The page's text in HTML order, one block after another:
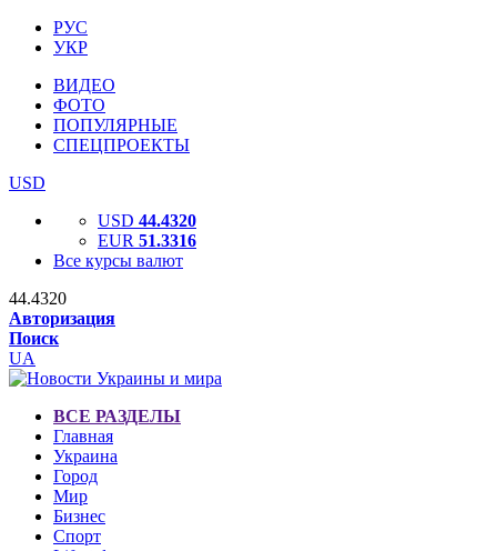
РУС
УКР
ВИДЕО
ФОТО
ПОПУЛЯРНЫЕ
СПЕЦПРОЕКТЫ
USD
USD 44.4320
EUR 51.3316
Все курсы валют
44.4320
Авторизация
Поиск
UA
ВСЕ РАЗДЕЛЫ
Главная
Украина
Город
Мир
Бизнес
Спорт